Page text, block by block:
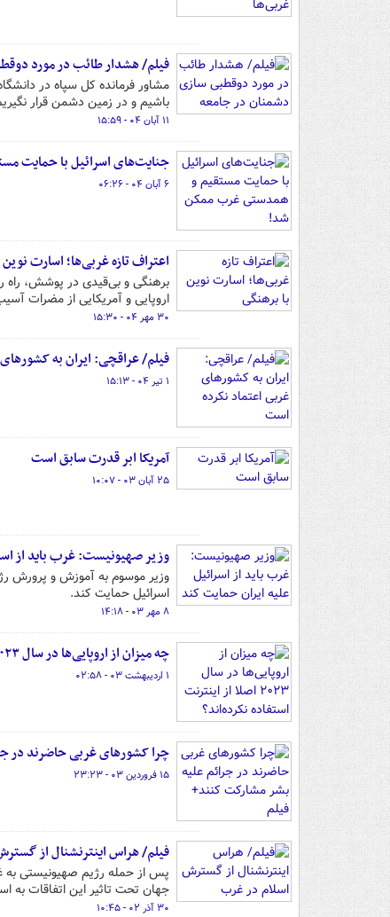
فیلم/ هشدار طائب در مورد
مشاور فرمانده کل سپاه در
باشیم و در زمین دشمن قرار
۱۱ آبان ۰۴ - ۱۵:۵۹
جنایت‌های اسرائیل با حمایت
۶ آبان ۰۴ - ۰۶:۲۶
اعتراف تازه غربی‌ها؛ اسارت
برهنگی و بی‌قیدی در پوشش، راه
اروپایی و آمریکایی از مضرات
۳۰ مهر ۰۴ - ۱۵:۳۰
فیلم/ عراقچی: ایران به
۱ تیر ۰۴ - ۱۵:۱۳
آمریکا ابر قدرت سابق است
۲۵ آبان ۰۳ - ۱۰:۰۷
وزیر صهیونیست: غرب باید از
وزیر موسوم به آموزش و پرورش
اسرائیل حمایت کند.
۸ مهر ۰۳ - ۱۴:۱۸
چه میزان از اروپایی‌ها در سال ۲۰۲۳ اصلا از اینترنت استفاده نکرده‌اند؟
۱ اردیبهشت ۰۳ - ۰۲:۵۸
چرا کشورهای غربی حاضرند در
۱۵ فروردین ۰۳ - ۲۳:۲۳
فیلم/ هراس اینترنشنال از
پس از حمله رژیم‌ صهیونیستی به
جهان تحت تاثیر این اتفاقات به
۳۰ آذر ۰۲ - ۱۰:۴۵